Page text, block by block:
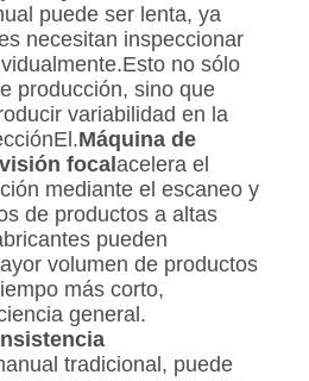
puede ser lenta, ya
necesitan inspeccionar
no sólo
producción, sino que
variabilidad en la
Máquina de
focal acelera el
mediante el escaneo y
de productos a altas
pueden
volumen de productos
más corto,
general.
tradicional, puede